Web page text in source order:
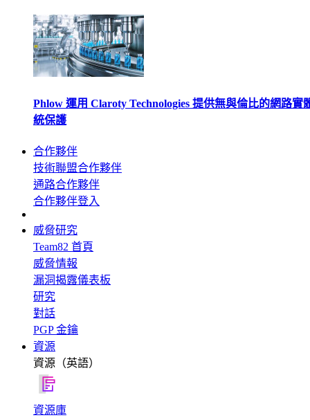
Phlow 運用 Claroty Technologies 提供無與倫比的網路實
統保護
合作夥伴
技術聯盟合作夥伴
通路合作夥伴
合作夥伴登入
威脅研究
Team82 首頁
威脅情報
漏洞揭露儀表板
研究
對話
PGP 金鑰
資源
資源（英語）
資源庫